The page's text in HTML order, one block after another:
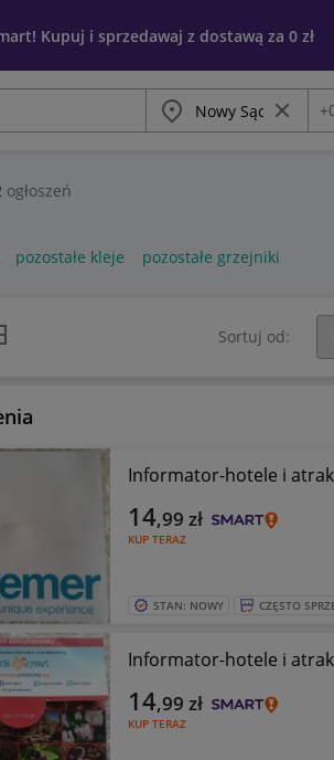
Kupuj i sprzedawaj z dostawą za 0 zł
Miasto Wyczyść
+
ogłoszeń
pozostałe kleje pozostałe grzejniki
siatki Sortuj od:
Informator-hotele i
KUP TERAZ
14,99 zł
STAN: NOWY CZĘSTO
Informator-hotele i
KUP TERAZ
14,99 zł